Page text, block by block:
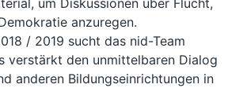
anzuregen.
/ 2019 sucht das nid-Team
verstärkt den unmittelbaren Dialog
anderen Bildungseinrichtungen in